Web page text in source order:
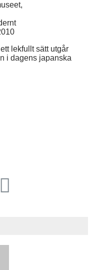
lekfullt sätt utgår
i dagens japanska